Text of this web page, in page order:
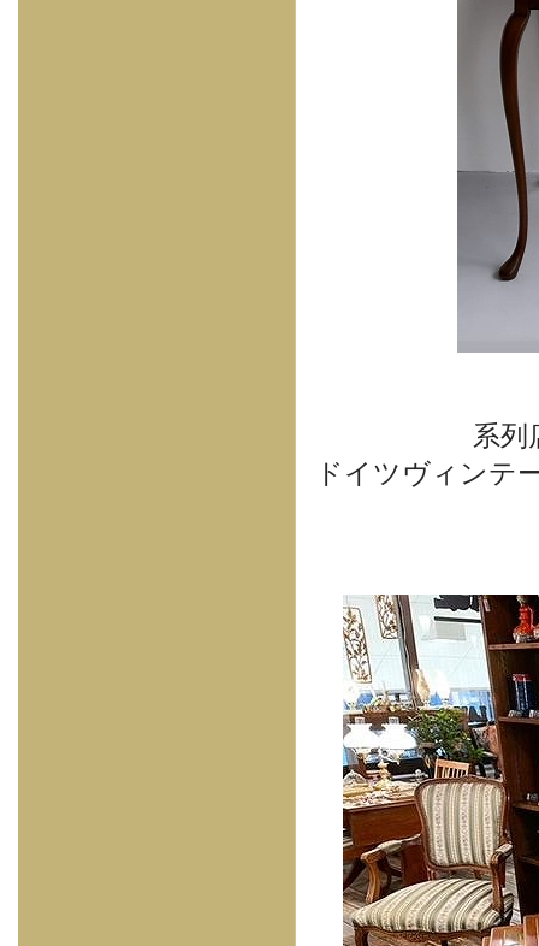
系列
ドイツヴィンテ